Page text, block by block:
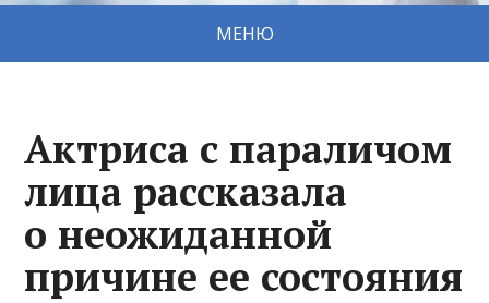
МЕНЮ
Актриса с параличом
лица рассказала
о неожиданной
причине ее состояния